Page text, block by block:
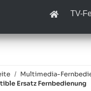
TV-
Multimedia-
Ersatz Fernbedienung